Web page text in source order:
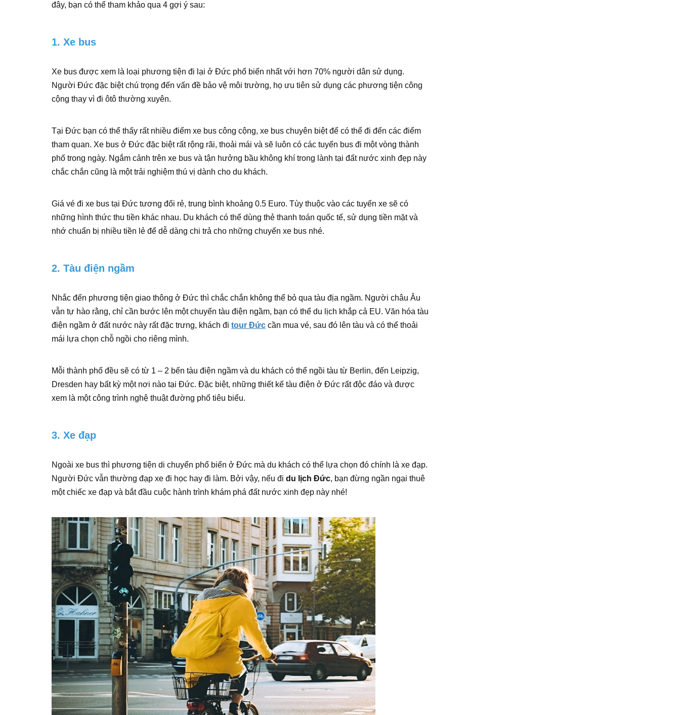
đây, bạn có thể tham khảo qua 4 gợi ý sau:
1. Xe bus
Xe bus được xem là loại phương tiện đi lại ở Đức phổ biến nhất với hơn 70% người dân sử dụng.
Người Đức đặc biệt chú trọng đến vấn đề bảo vệ môi trường, họ ưu tiên sử dụng các phương tiện công
cộng thay vì đi ôtô thường xuyên.
Tại Đức bạn có thể thấy rất nhiều điểm xe bus công cộng, xe bus chuyên biệt để có thể đi đến các điểm
tham quan. Xe bus ở Đức đặc biệt rất rộng rãi, thoải mái và sẽ luôn có các tuyến bus đi một vòng thành
phố trong ngày. Ngắm cảnh trên xe bus và tận hưởng bầu không khí trong lành tại đất nước xinh đẹp này
chắc chắn cũng là một trải nghiệm thú vị dành cho du khách.
Giá vé đi xe bus tại Đức tương đối rẻ, trung bình khoảng 0.5 Euro. Tùy thuộc vào các tuyến xe sẽ có
những hình thức thu tiền khác nhau. Du khách có thể dùng thẻ thanh toán quốc tế, sử dụng tiền mặt và
nhớ chuẩn bị nhiều tiền lẻ để dễ dàng chi trả cho những chuyến xe bus nhé.
2. Tàu điện ngầm
Nhắc đến phương tiện giao thông ở Đức thì chắc chắn không thể bỏ qua tàu địa ngầm. Người châu Âu
vẫn tự hào rằng, chỉ cần bước lên một chuyến tàu điện ngầm, bạn có thể du lịch khắp cả EU. Văn hóa tàu
điện ngầm ở đất nước này rất đặc trưng, khách đi tour Đức cần mua vé, sau đó lên tàu và có thể thoải
mái lựa chọn chỗ ngồi cho riêng mình.
Mỗi thành phố đều sẽ có từ 1 – 2 bến tàu điện ngầm và du khách có thể ngồi tàu từ Berlin, đến Leipzig,
Dresden hay bất kỳ một nơi nào tại Đức. Đặc biệt, những thiết kế tàu điện ở Đức rất độc đáo và được
xem là một công trình nghệ thuật đường phố tiêu biểu.
3. Xe đạp
Ngoài xe bus thì phương tiện di chuyển phổ biến ở Đức mà du khách có thể lựa chọn đó chính là xe đạp.
Người Đức vẫn thường đạp xe đi học hay đi làm. Bởi vậy, nếu đi du lịch Đức, bạn đừng ngần ngại thuê
một chiếc xe đạp và bắt đầu cuộc hành trình khám phá đất nước xinh đẹp này nhé!